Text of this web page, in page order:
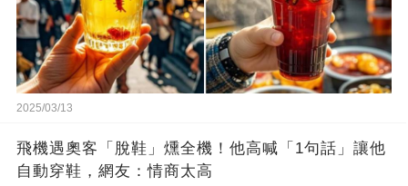
2025/03/13
飛機遇奧客「脫鞋」燻全機！他高喊「1句話」讓他
自動穿鞋，網友：情商太高